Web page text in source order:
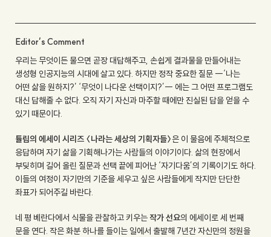
Editor’s Comment
우리는 무엇이든 물으면 곧장 대답해주고, 손쉽게 결과물을 만들어내는
생성형 인공지능의 시대에 살고 있다. 하지만 정작 중요한 질문 ―‘나는
어떤 삶을 원하지?’ ‘무엇이 나다운 선택이지?’― 에는 그 어떤 프로그램도
대신 답해줄 수 없다. 오직 자기 자신과 마주할 때에만 진실된 답을 얻을 수
있기 때문이다.
튤립의 에세이 시리즈 〈나라는 세상의 기획자들〉은 이 물음에 주체적으로
응답하며 자기 삶을 기획해나가는 사람들의 이야기이다. 삶의 현장에서
부딪히며 길어 올린 질문과 선택 끝에 피어난 ‘자기다움’의 기록이기도 하다.
이들의 여정이 자기만의 기준을 세우고 싶은 사람들에게 작지만 단단한
좌표가 되어주길 바란다.
네 평 베란다에서 식물을 관찰하고 키우는 작가 선요의 에세이로 세 번째
문을 연다. 작은 화분 하나를 들이는 일에서 출발해 7년간 자신만의 정원을